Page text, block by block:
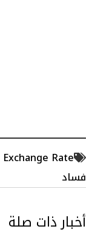
Exchange Rate
فساد
أخبار ذات صلة